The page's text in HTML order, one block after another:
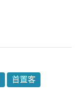
首置客